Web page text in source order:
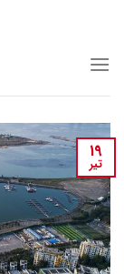
content
19
تیر